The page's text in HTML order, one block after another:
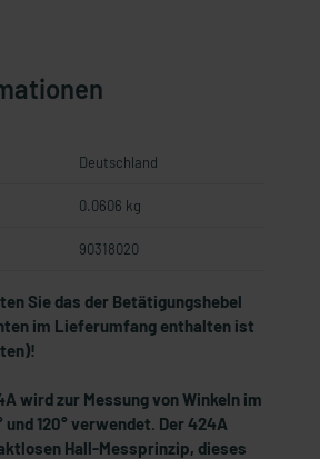
Deutschland
0.0606 kg
90318020
Sie das der Betätigungshebel
im Lieferumfang enthalten ist
wird zur Messung von Winkeln im
120° verwendet. Der 424A
Hall-Messprinzip, dieses